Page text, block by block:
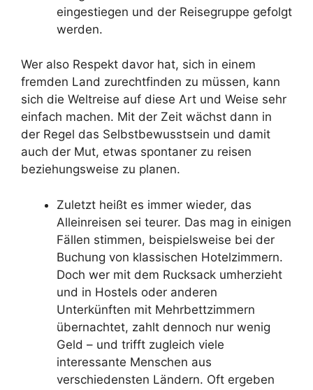
eingestiegen und der Reisegruppe gefolgt
werden.
Wer also Respekt davor hat, sich in einem
fremden Land zurechtfinden zu müssen, kann
sich die Weltreise auf diese Art und Weise sehr
einfach machen. Mit der Zeit wächst dann in
der Regel das Selbstbewusstsein und damit
auch der Mut, etwas spontaner zu reisen
beziehungsweise zu planen.
Zuletzt heißt es immer wieder, das
Alleinreisen sei teurer. Das mag in einigen
Fällen stimmen, beispielsweise bei der
Buchung von klassischen Hotelzimmern.
Doch wer mit dem Rucksack umherzieht
und in Hostels oder anderen
Unterkünften mit Mehrbettzimmern
übernachtet, zahlt dennoch nur wenig
Geld – und trifft zugleich viele
interessante Menschen aus
verschiedensten Ländern. Oft ergeben